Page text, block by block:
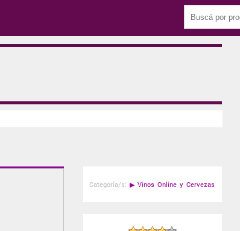
Categoría/s: ▶ Vinos Online y Cervezas